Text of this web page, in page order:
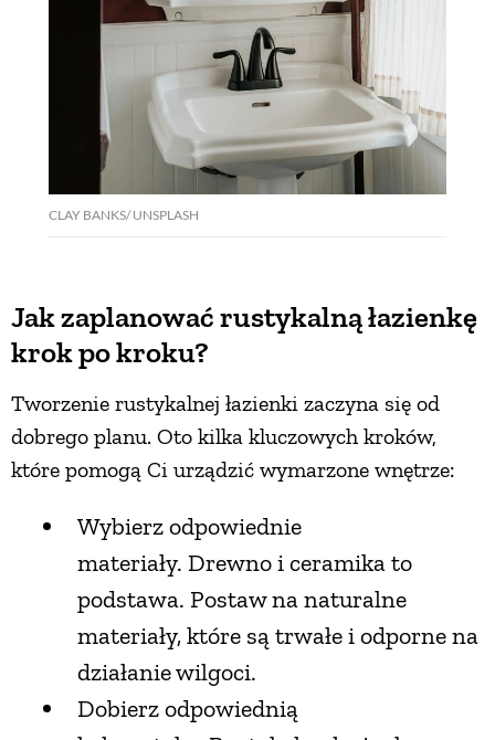
CLAY BANKS/ UNSPLASH
Jak zaplanować rustykalną łazienkę
krok po kroku?
Tworzenie rustykalnej łazienki zaczyna się od
dobrego planu. Oto kilka kluczowych kroków,
które pomogą Ci urządzić wymarzone wnętrze:
Wybierz odpowiednie
materiały. Drewno i ceramika to
podstawa. Postaw na naturalne
materiały, które są trwałe i odporne na
działanie wilgoci.
Dobierz odpowiednią